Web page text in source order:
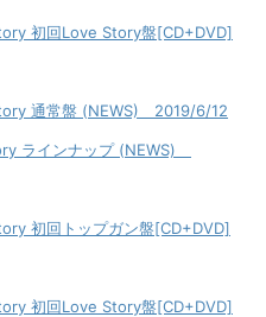
初回Love Story盤[CD+DVD]
通常盤 (NEWS) 2019/6/12
ラインナップ (NEWS)
初回トップガン盤[CD+DVD]
初回Love Story盤[CD+DVD]